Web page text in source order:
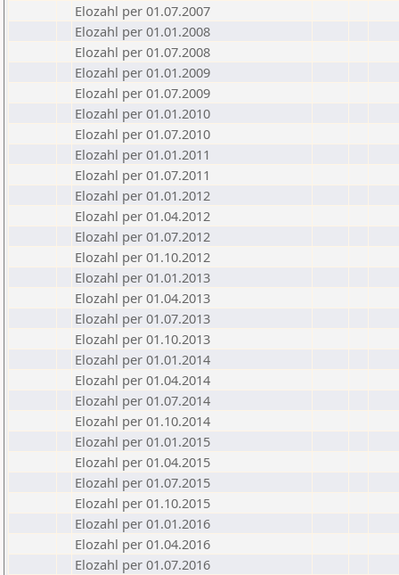
Elozahl per 01.07.2007
Elozahl per 01.01.2008
Elozahl per 01.07.2008
Elozahl per 01.01.2009
Elozahl per 01.07.2009
Elozahl per 01.01.2010
Elozahl per 01.07.2010
Elozahl per 01.01.2011
Elozahl per 01.07.2011
Elozahl per 01.01.2012
Elozahl per 01.04.2012
Elozahl per 01.07.2012
Elozahl per 01.10.2012
Elozahl per 01.01.2013
Elozahl per 01.04.2013
Elozahl per 01.07.2013
Elozahl per 01.10.2013
Elozahl per 01.01.2014
Elozahl per 01.04.2014
Elozahl per 01.07.2014
Elozahl per 01.10.2014
Elozahl per 01.01.2015
Elozahl per 01.04.2015
Elozahl per 01.07.2015
Elozahl per 01.10.2015
Elozahl per 01.01.2016
Elozahl per 01.04.2016
Elozahl per 01.07.2016